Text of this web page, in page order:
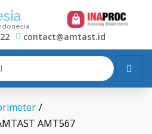
contact@amtast.id
/
AMT567